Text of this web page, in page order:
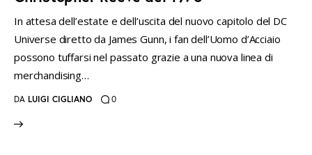
In attesa dell’estate e dell’uscita del nuovo capitolo del DC
Universe diretto da James Gunn, i fan dell’Uomo d’Acciaio
possono tuffarsi nel passato grazie a una nuova linea di
merchandising…
DA LUIGI CIGLIANO 0